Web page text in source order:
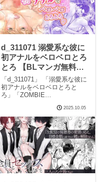
d_311071 溺愛系な彼に
初アナルをベロベロとろ
とろ 【BLマンガ無料フ
ル】ZOMBIE
PRODUCTIONS
「d_311071」 「溺愛系な彼に
初アナルをベロベロとろと
ろ」「ZOMBIE
PRを含みます サークル
ZOMBIE PRODUCTIONSのエ
ロマンガです。 続きを読む
d_311071 溺愛系な彼に初アナ
2025.10.05